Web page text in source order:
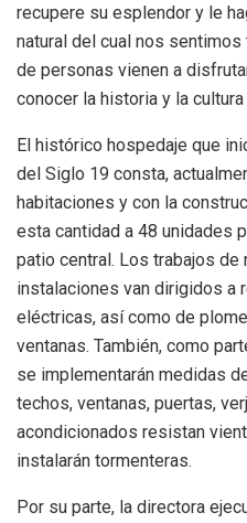
recupere su esplendor y le
natural del cual nos
de personas vienen a
conocer la historia y la cultura
El histórico hospedaje que
del Siglo 19 consta,
habitaciones y con la
esta cantidad a 48 unidades
patio central. Los trabajos
instalaciones van dirigidos a
eléctricas, así como de
ventanas. También, como
se implementarán medidas
techos, ventanas, puertas,
acondicionados resistan
instalarán tormenteras.
Por su parte, la directora